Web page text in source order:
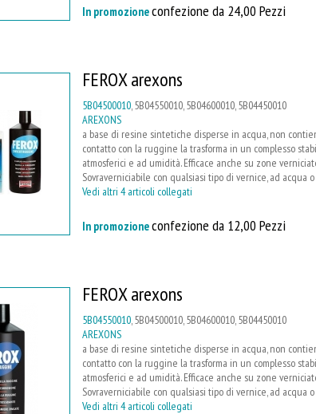
In promozioneconfezione da 24,00 Pezzi
FEROX arexons
5B04500010, 5B04550010, 5B04600010, 5B04450010
AREXONS
a base di resine sintetiche disperse in acqua, non
contatto con la ruggine la trasforma in un complesso
atmosferici e ad umidità. Efficace anche su zone
Sovraverniciabile con qualsiasi tipo di vernice, ad acqua
Vedi altri 4 articoli collegati
In promozioneconfezione da 12,00 Pezzi
FEROX arexons
5B04550010, 5B04500010, 5B04600010, 5B04450010
AREXONS
a base di resine sintetiche disperse in acqua, non
contatto con la ruggine la trasforma in un complesso
atmosferici e ad umidità. Efficace anche su zone
Sovraverniciabile con qualsiasi tipo di vernice, ad acqua
Vedi altri 4 articoli collegati